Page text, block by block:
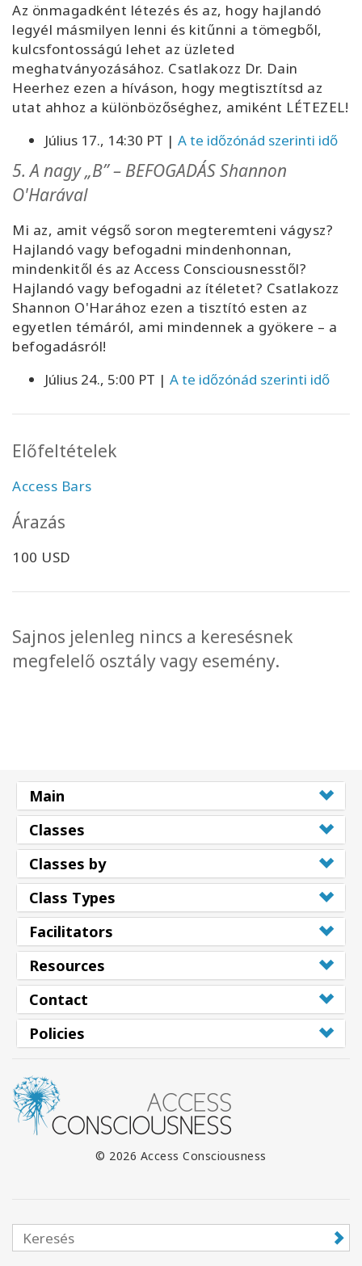
Az önmagadként létezés és az, hogy hajlandó
legyél másmilyen lenni és kitűnni a tömegből,
kulcsfontosságú lehet az üzleted
meghatványozásához. Csatlakozz Dr. Dain
Heerhez ezen a híváson, hogy megtisztítsd az
utat ahhoz a különbözőséghez, amiként LÉTEZEL!
Július 17., 14:30 PT | A te időzónád szerinti idő
5. A nagy „B” – BEFOGADÁS Shannon
O'Harával
Mi az, amit végső soron megteremteni vágysz?
Hajlandó vagy befogadni mindenhonnan,
mindenkitől és az Access Consciousnesstől?
Hajlandó vagy befogadni az ítéletet? Csatlakozz
Shannon O'Harához ezen a tisztító esten az
egyetlen témáról, ami mindennek a gyökere – a
befogadásról!
Július 24., 5:00 PT | A te időzónád szerinti idő
Előfeltételek
Access Bars
Árazás
100 USD
Sajnos jelenleg nincs a keresésnek
megfelelő osztály vagy esemény.
Main
Classes
Classes by
Class Types
Facilitators
Resources
Contact
Policies
© 2026 Access Consciousness